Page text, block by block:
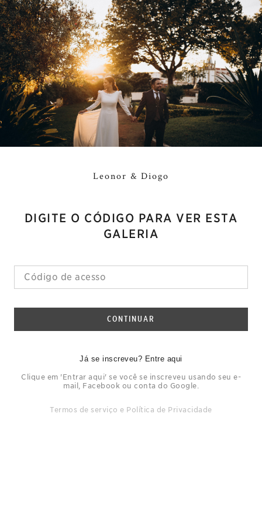
Leonor & Diogo
DIGITE O CÓDIGO PARA VER ESTA
GALERIA
CONTINUAR
Já se inscreveu? Entre aqui
Clique em 'Entrar aqui' se você se inscreveu usando seu e-
mail, Facebook ou conta do Google.
Termos de serviço e Política de Privacidade